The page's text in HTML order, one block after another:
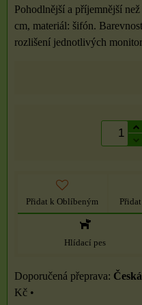
Pohodlnější a příjemnější
cm, materiál: šifón.
rozlišení jednotlivých
Přidat k Oblíbeným
Hlídací pes
Kč •